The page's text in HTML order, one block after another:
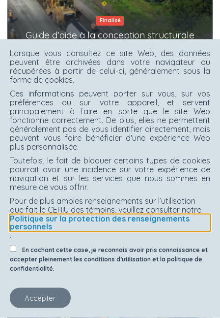
Finalisé
Guide d’aide à la conception structurale
Finalisé
Guide d’intégration de la gestion durable
des eaux pluviales dans l’aménagement
d’un site - 2e édition
Lorsque vous consultez ce site Web, des données
peuvent être archivées dans votre navigateur ou
récupérées à partir de celui-ci, généralement sous la
forme de cookies.
Ces informations peuvent porter sur vous, sur vos
préférences ou sur votre appareil, et servent
principalement à faire en sorte que le site Web
fonctionne correctement. De plus, elles ne permettent
généralement pas de vous identifier directement, mais
peuvent vous faire bénéficier d'une expérience Web
plus personnalisée.
Toutefois, le fait de bloquer certains types de cookies
pourrait avoir une incidence sur votre expérience de
navigation et sur les services que nous sommes en
mesure de vous offrir.
Pour de plus amples renseignements sur l’utilisation
que fait le CERIU des témoins, veuillez consulter notre
Politique sur la protection des renseignements
personnels
.
En cochant cette case, je reconnais avoir pris connaissance et
accepter pleinement les conditions d’utilisation et la politique de
confidentialité.
Accepter